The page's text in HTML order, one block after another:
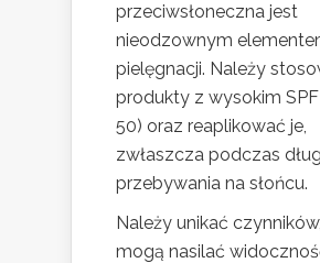
przeciwsłoneczna jest
nieodzownym
pielęgnacji. Należy
produkty z wysokim
50) oraz reaplikować je,
zwłaszcza podczas
przebywania na słońcu.
Należy unikać
mogą nasilać